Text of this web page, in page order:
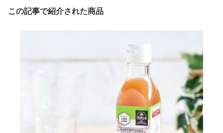
この記事で紹介された商品